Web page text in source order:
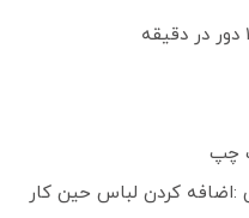
چپ
:اضافه کردن لباس حین کار